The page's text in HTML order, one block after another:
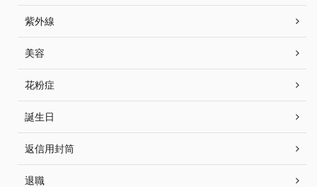
紫外線
美容
花粉症
誕生日
返信用封筒
退職